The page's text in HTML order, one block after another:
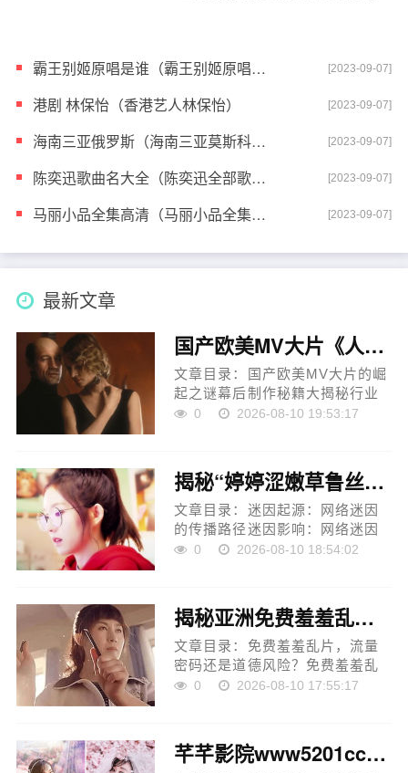
霸王别姬原唱是谁（霸王别姬原唱歌词） [2023-09-07]
港剧 林保怡（香港艺人林保怡） [2023-09-07]
海南三亚俄罗斯（海南三亚莫斯科转盘视） [2023-09-07]
陈奕迅歌曲名大全（陈奕迅全部歌名叫什么） [2023-09-07]
马丽小品全集高清（马丽小品全集高清） [2023-09-07]
最新文章
国产欧美MV大片《人人影视》崛起：揭秘其幕后制作秘籍与行业启示
文章目录：国产欧美MV大片的崛
起之谜幕后制作秘籍大揭秘行业
启示与未来发展互动式提问近年
湛的制作技艺，在国内外影视
市…
0 2026-08-10 19:53:17
揭秘“婷婷涩嫩草鲁丝久久午夜”：网络迷因背后的真相与启示
文章目录：迷因起源：网络迷因
的传播路径迷因影响：网络迷因
对人们生活的影响理性看待：如
爆炸的时代，网络迷因
（Meme）作为一种…
0 2026-08-10 18:54:02
揭秘亚洲免费羞羞乱片行业：流量密码还是道德风险？
文章目录：免费羞羞乱片，流量
密码还是道德风险？免费羞羞乱
片，如何平衡娱乐与道德？免费
级？免费羞羞乱片，如何构建健
康生态？在互联…
0 2026-08-10 17:55:17
芊芊影院www5201cc：影视娱乐新潮流，您了解多少？